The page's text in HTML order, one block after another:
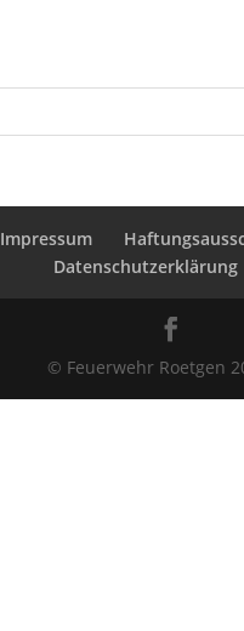
Impressum
Datenschutzerklärung
© Feuerwehr Roetgen